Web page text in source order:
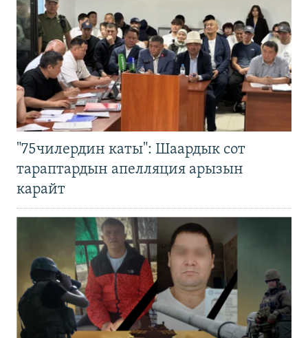
"75чилердин каты": Шаардык сот
тараптардын апелляция арызын
карайт